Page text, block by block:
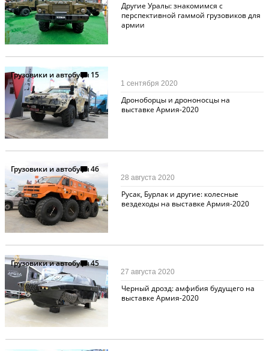
Другие Уралы: знакомимся с
перспективной гаммой грузовиков для
армии
Грузовики и автобусы 15
Дроноборцы и дрононосцы на
выставке Армия-2020
1 сентября 2020
Грузовики и автобусы46
Русак, Бурлак и другие: колесные
вездеходы на выставке Армия-2020
28 августа 2020
Грузовики и автобусы45
Черный дрозд: амфибия будущего на
выставке Армия-2020
27 августа 2020